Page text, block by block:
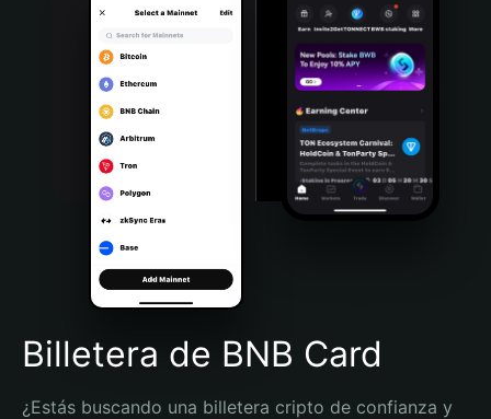
Português (Portugal)
Bahasa Indonesia
Português (Brasil)
Español (Argentina)
Billetera de BNB Card
¿Estás buscando una billetera cripto de confianza y